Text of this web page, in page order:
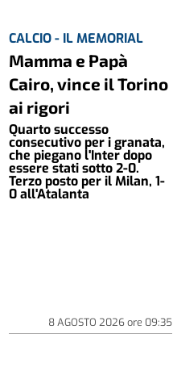
CALCIO - IL MEMORIAL
Mamma e Papà
Cairo, vince il Torino
ai rigori
Quarto successo
consecutivo per i granata,
che piegano l'Inter dopo
essere stati sotto 2-0.
Terzo posto per il Milan, 1-
0 all'Atalanta
8 AGOSTO 2026ore 09:35